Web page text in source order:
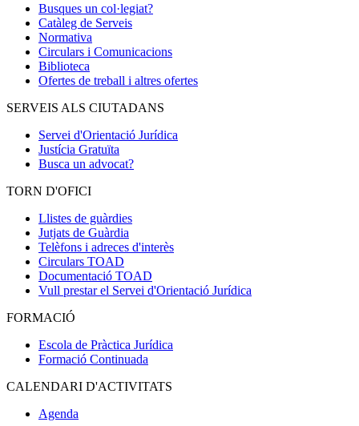
Busques un col·legiat?
Catàleg de Serveis
Normativa
Circulars i Comunicacions
Biblioteca
Ofertes de treball i altres ofertes
SERVEIS ALS CIUTADANS
Servei d'Orientació Jurídica
Justícia Gratuïta
Busca un advocat?
TORN D'OFICI
Llistes de guàrdies
Jutjats de Guàrdia
Telèfons i adreces d'interès
Circulars TOAD
Documentació TOAD
Vull prestar el Servei d'Orientació Jurídica
FORMACIÓ
Escola de Pràctica Jurídica
Formació Continuada
CALENDARI D'ACTIVITATS
Agenda